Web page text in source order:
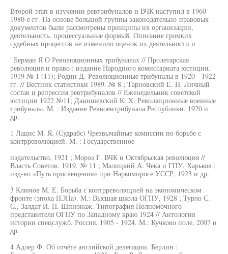
Второй этап в изучении ревтрибуналов и ВЧК наступил в 1960 -
1980-е гг. На основе большой группы законодательно-правовых
документов были рассмотрены принципы их организации,
деятельность, процессуальные формы8. Описание громких
судебных процессов не изменило оценок их деятельности и
' Берман Я О Революционных трибуналах // Пролетарская
революция и право : издание Народного комиссариата юстиции.
1919 № 1 (11); Родин Д. Революционные трибуналы в 1920 - 1922
гг. // Вестник статистики 1989. № 8 ; Тарновский Е. Н. Личный
состав и репрессия ревтрибуналов // Еженедельник советской
юстиции 1922 №11; Данишевский К. X. Революционные военные
трибуналы. М. : Издание Реввоентрибунала Республики, 1920 и
др.
1 Лацис М. Я. (Судрабс) Чрезвычайные комиссии по борьбе с
контрреволюцией. М. : Государственное
издательство, 1921 ; Мороз Г. ВЧК и Октябрьская революция //
Власть Советов. 1919. № 11 ; Малицкий А. Чека и ГПУ. Харьков :
изд-во «Путь просвещения» при Наркомпросе УССР, 1923 и др.
3 Климов М. Е. Борьба с контрреволюцией на экономическом
фронте (эпоха НЭПа). М.: Высшая школа ОГПУ, 1928 ; Турло С.
С., Залдат И. П. Шпионаж. Типография Полномочного
представителя ОГПУ по Западному краю 1924 // Антология
истории спецслужб. Россия. 1905 - 1924. М.: Кучково поле, 2007 и
др.
4 Адлер Ф. Об отчёте английской делегации. Берлин :